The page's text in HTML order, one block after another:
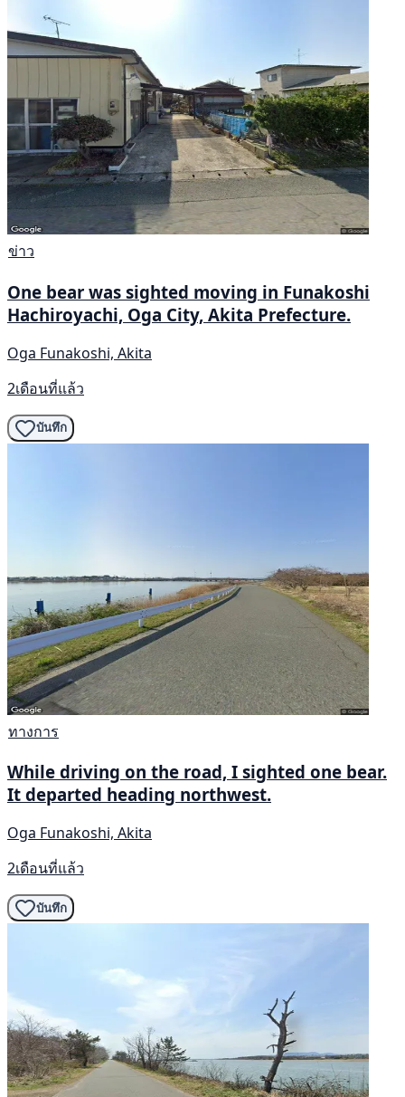
ข่าว
One bear was sighted moving in Funakoshi
Hachiroyachi, Oga City, Akita Prefecture.
Oga Funakoshi, Akita
2เดือนที่แล้ว
บันทึก
ทางการ
While driving on the road, I sighted one bear.
It departed heading northwest.
Oga Funakoshi, Akita
2เดือนที่แล้ว
บันทึก